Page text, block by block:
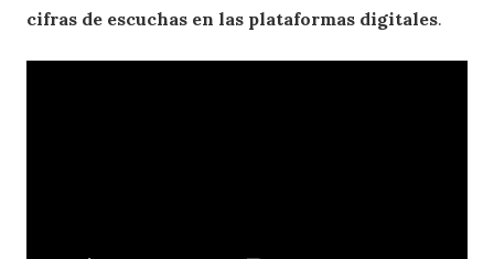
cifras de escuchas en las plataformas digitales.